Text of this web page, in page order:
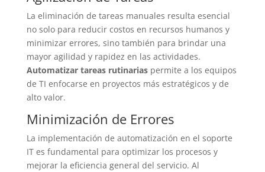
La eliminación de tareas manuales resulta esencial
no solo para reducir costos en recursos humanos y
minimizar errores, sino también para brindar una
mayor agilidad y rapidez en las actividades.
Automatizar tareas rutinariaspermite a los equipos
de TI enfocarse en proyectos más estratégicos y de
alto valor.
Minimización de Errores
La implementación de automatización en el soporte
IT es fundamental para optimizar los procesos y
mejorar la eficiencia general del servicio. Al